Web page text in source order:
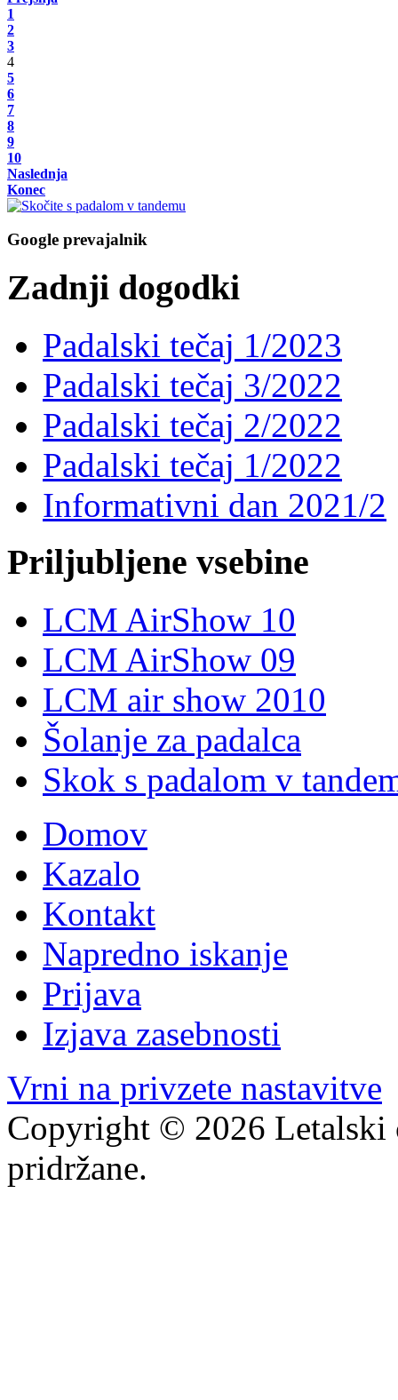
1
2
3
4
5
6
7
8
9
10
Naslednja
Konec
Google prevajalnik
Zadnji dogodki
Padalski tečaj 1/2023
Padalski tečaj 3/2022
Padalski tečaj 2/2022
Padalski tečaj 1/2022
Informativni dan 2021/2
Priljubljene vsebine
LCM AirShow 10
LCM AirShow 09
LCM air show 2010
Šolanje za padalca
Skok s padalom v
Domov
Kazalo
Kontakt
Napredno iskanje
Prijava
Izjava zasebnosti
Vrni na privzete nastavitve
Copyright © 2026 Letalski
pridržane.